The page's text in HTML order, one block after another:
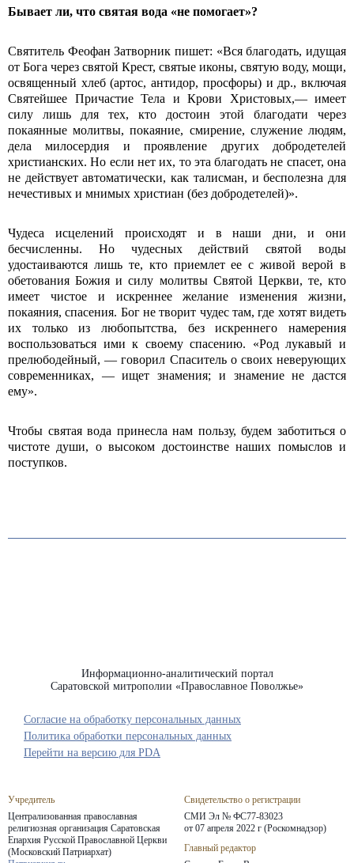
Бывает ли, что святая вода «не помогает»?
Святитель Феофан Затворник пишет: «Вся благодать, идущая
от Бога через святой Крест, святые иконы, святую воду, мощи,
освященный хлеб (артос, антидор, просфоры) и др., включая
Святейшее При­частие Тела и Крови Христовых,— имеет
силу лишь для тех, кто достоин этой благодати через
покаянные мо­литвы, покаяние, смирение, служение людям,
дела милосердия и проявление других добродетелей
христианских. Но если нет их, то эта благодать не спасет, она
не действует автоматически, как та­лисман, и бесполезна для
нечестивых и мнимых христиан (без добродетелей)».
Чудеса исцелений происходят и в на­ши дни, и они
бесчисленны. Но чудесных действий святой воды
удостаиваются лишь те, кто прием­лет ее с живой верой в
обетования Бо­жия и силу молитвы Святой Церкви, те, кто
имеет чистое и искреннее желание изменения жизни,
покаяния, спасения. Бог не творит чудес там, где хотят ви­деть
их только из любопытства, без ис­креннего намерения
воспользоваться ими к своему спасению. «Род лукавый и
пре­любодейный, — говорил Спаситель о своих неверующих
современниках, — ищет знамения; и знамение не дастся
ему».
Чтобы святая вода принесла нам пользу, будем заботиться о
чистоте души, о вы­соком достоинстве наших помыслов и
поступков.
Информационно-аналитический портал
Саратовской митрополии «Православное Поволжье»
Учредитель
Централизованная православная
религиозная организация Саратовская
Епархия Русской Православной Церкви
(Московский Патриархат)
Свидетельство о регистрации
СМИ Эл № ФС77-83023
от 07 апреля 2022 г (Роскомнадзор)
Главный редактор
Согласие на обработку персональных данных
Политика обработки персональных данных
Перейти на версию для PDA